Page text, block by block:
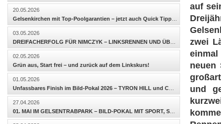
auf
zwei
neuen
und
20.05.2026
Gelsenkirchen mit Top-Poolgarantien – jetzt auch Quick Tipp in der Viererwette möglich!
03.05.2026
DREIFACHERFOLG FÜR NIMCZYK – LINKSRENNEN UND ÜBERRASCHUNGEN BEGEISTERN
02.05.2026
Grün aus, Start frei – und zurück auf dem Linkskurs!
01.05.2026
Unfassbares Finish im Bild-Pokal 2026 – TYRON HILL und CHARMY CHARLY AS untrennbar an der Linie
27.04.2026
01. MAI IM GELSENTRABPARK – BILD-POKAL MIT SPORT, SHOW UND STIMMUNG